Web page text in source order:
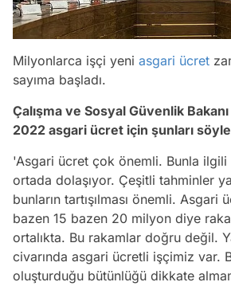
Milyonlarca işçi yeni asgari ücret
sayıma başladı.
Çalışma ve Sosyal Güvenlik Bakanı
2022 asgari ücret için şunları
'Asgari ücret çok önemli. Bunla
ortada dolaşıyor. Çeşitli tahminler
bunların tartışılması önemli. Asgari
bazen 15 bazen 20 milyon diye
ortalıkta. Bu rakamlar doğru değil.
civarında asgari ücretli işçimiz var.
oluşturduğu bütünlüğü dikkate